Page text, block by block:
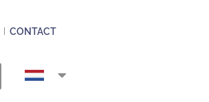
CONTACT